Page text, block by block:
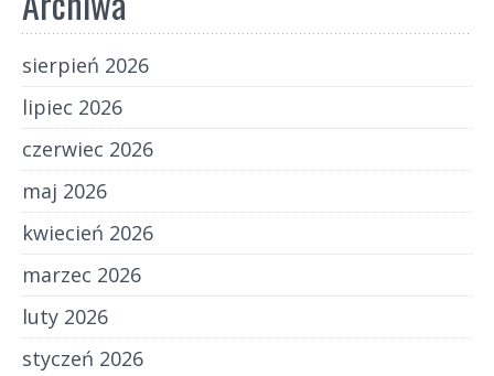
sierpień 2026
lipiec 2026
czerwiec 2026
maj 2026
kwiecień 2026
marzec 2026
luty 2026
styczeń 2026